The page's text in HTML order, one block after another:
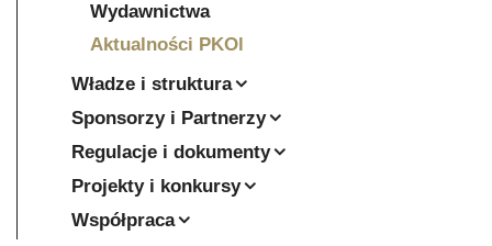
Wydawnictwa
Aktualności PKOl
Władze i struktura
Sponsorzy i Partnerzy
Regulacje i dokumenty
Projekty i konkursy
Współpraca